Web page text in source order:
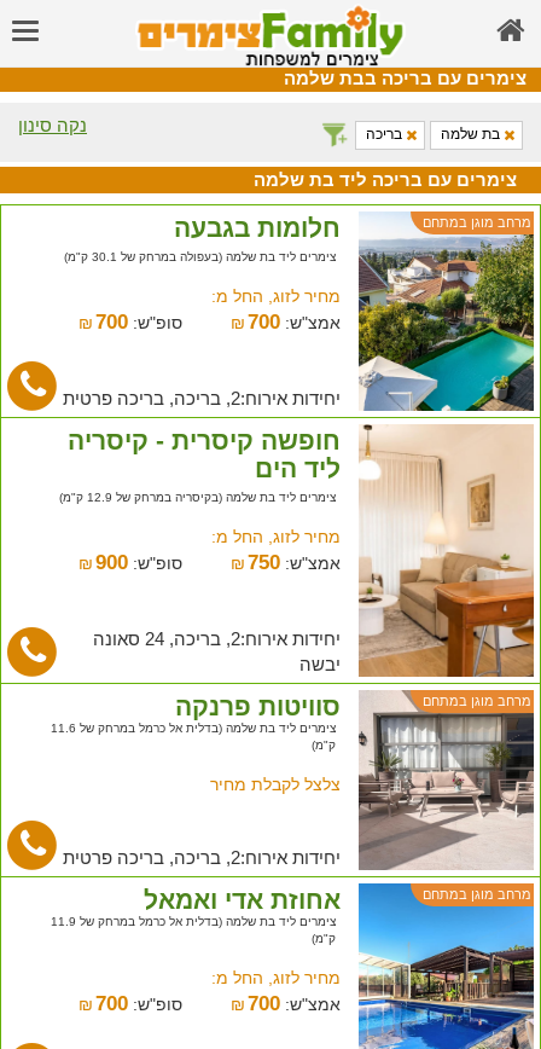
צימרים עם בריכה בבת שלמה
נקה סינון בת שלמה בריכה
צימרים עם בריכה ליד בת שלמה
מרחב מוגן במתחם חלומות בגבעה
צימרים ליד בת שלמה (בעפולה במרחק של 30.1 ק"מ)
מחיר לזוג, החל מ:
אמצ"ש:
₪700 סופ"ש: ₪ 700
יחידות אירוח:2, בריכה, בריכה פרטית
חופשה קיסרית - קיסריה
ליד הים
צימרים ליד בת שלמה (בקיסריה במרחק של 12.9 ק"מ)
מחיר לזוג, החל מ:
אמצ"ש:
₪750 סופ"ש: ₪ 900
יחידות אירוח:2, בריכה, 24 סאונה
יבשה
מרחב מוגן במתחם סוויטות פרנקה
צימרים ליד בת שלמה (בדלית אל כרמל במרחק של 11.6
ק"מ)
צלצל לקבלת מחיר
יחידות אירוח:2, בריכה, בריכה פרטית
מרחב מוגן במתחם אחוזת אדי ואמאל
צימרים ליד בת שלמה (בדלית אל כרמל במרחק של 11.9
ק"מ)
מחיר לזוג, החל מ:
אמצ"ש:
₪700 סופ"ש: ₪ 700